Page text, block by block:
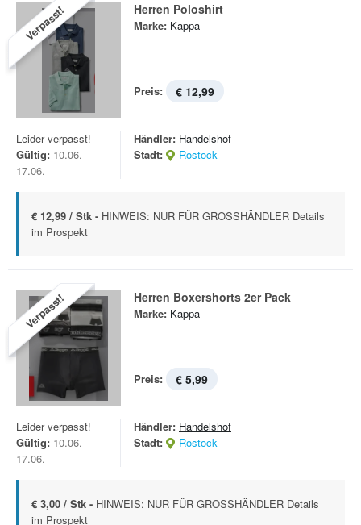
Verpasst! Herren Poloshirt
Marke: Kappa
Preis: € 12,99
Leider verpasst!
Gültig: 10.06. -
17.06.
Händler: Handelshof
Stadt:
Rostock
€ 12,99 / Stk - HINWEIS: NUR FÜR GROSSHÄNDLER Details
im Prospekt
Verpasst! Herren Boxershorts 2er Pack
Marke: Kappa
Preis: € 5,99
Leider verpasst!
Gültig: 10.06. -
17.06.
Händler: Handelshof
Stadt:
Rostock
€ 3,00 / Stk - HINWEIS: NUR FÜR GROSSHÄNDLER Details
im Prospekt